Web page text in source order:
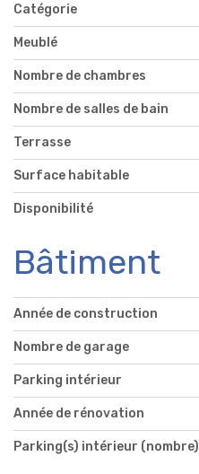
Catégorie
Meublé
Nombre de chambres
Nombre de salles de bain
Terrasse
Surface habitable
Disponibilité
Bâtiment
Année de construction
Nombre de garage
Parking intérieur
Année de rénovation
Parking(s) intérieur (nombre)